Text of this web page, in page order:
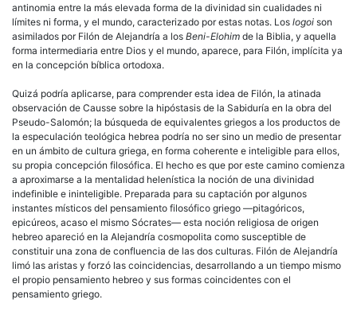
antinomia entre la más elevada forma de la divinidad sin cualidades ni
límites ni forma, y el mundo, caracterizado por estas notas. Los logoi son
asimilados por Filón de Alejandría a los Beni-Elohim de la Biblia, y aquella
forma intermediaria entre Dios y el mundo, aparece, para Filón, implícita ya
en la concepción bíblica ortodoxa.
Quizá podría aplicarse, para comprender esta idea de Filón, la atinada
observación de Causse sobre la hipóstasis de la Sabiduría en la obra del
Pseudo-Salomón; la búsqueda de equivalentes griegos a los productos de
la especulación teológica hebrea podría no ser sino un medio de presentar
en un ámbito de cultura griega, en forma coherente e inteligible para ellos,
su propia concepción filosófica. El hecho es que por este camino comienza
a aproximarse a la mentalidad helenística la noción de una divinidad
indefinible e ininteligible. Preparada para su captación por algunos
instantes místicos del pensamiento filosófico griego —pitagóricos,
epicúreos, acaso el mismo Sócrates— esta noción religiosa de origen
hebreo apareció en la Alejandría cosmopolita como susceptible de
constituir una zona de confluencia de las dos culturas. Filón de Alejandría
limó las aristas y forzó las coincidencias, desarrollando a un tiempo mismo
el propio pensamiento hebreo y sus formas coincidentes con el
pensamiento griego.